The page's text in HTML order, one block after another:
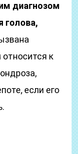
диагнозом
голова,
к
если его